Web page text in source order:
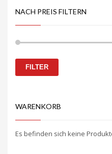
NACH PREIS FILTERN
FILTER
WARENKORB
Es befinden sich keine